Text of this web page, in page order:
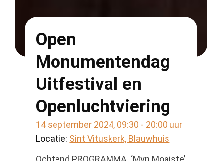
Open
Monumentendag
Uitfestival en
Openluchtviering
14 september 2024, 09:30 - 20:00 uur
Locatie: Sint Vituskerk, Blauwhuis
Ochtend PROGRAMMA ‘Myn Moaiste’